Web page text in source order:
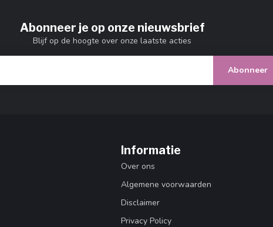
Abonneer je op onze nieuwsbrief
Blijf op de hoogte over onze laatste acties
Abonneer
Informatie
Over ons
Algemene voorwaarden
Disclaimer
Privacy Policy